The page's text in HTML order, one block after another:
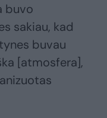
buvo
sakiau, kad
buvau
[atmosfera],